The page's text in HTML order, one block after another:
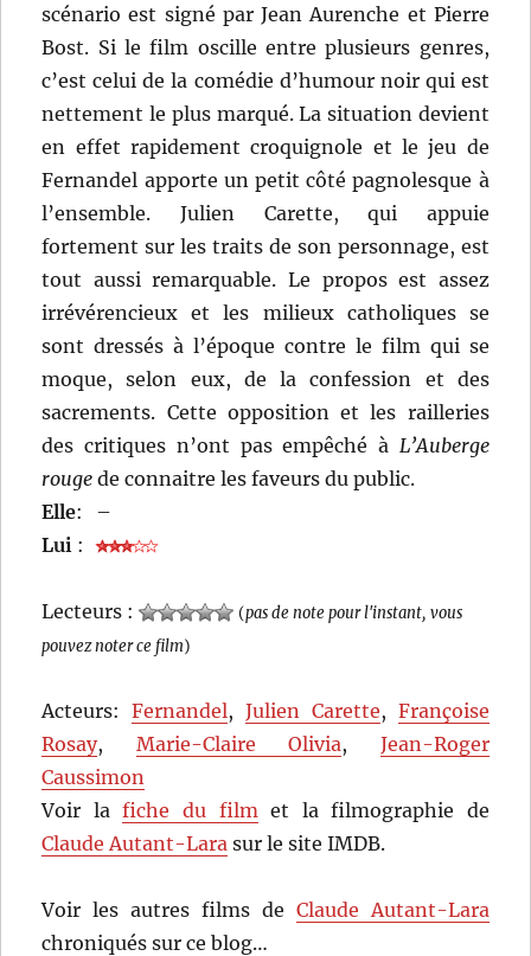
scénario est signé par Jean Aurenche et Pierre
Bost. Si le film oscille entre plusieurs genres,
c’est celui de la comédie d’humour noir qui est
nettement le plus marqué. La situation devient
en effet rapidement croquignole et le jeu de
Fernandel apporte un petit côté pagnolesque à
l’ensemble. Julien Carette, qui appuie
fortement sur les traits de son personnage, est
tout aussi remarquable. Le propos est assez
irrévérencieux et les milieux catholiques se
sont dressés à l’époque contre le film qui se
moque, selon eux, de la confession et des
sacrements. Cette opposition et les railleries
des critiques n’ont pas empêché à L’Auberge
rouge de connaitre les faveurs du public.
Elle:
–
Lui :
Lecteurs : (pas de note pour l'instant, vous
pouvez noter ce film)
Acteurs:Fernandel,Julien Carette, Françoise
Rosay, Marie-Claire Olivia, Jean-Roger
Caussimon
Voir lafiche du film et la filmographie de
Claude Autant-Lara sur le site IMDB.
Voir les autres films de Claude Autant-Lara
chroniqués sur ce blog…